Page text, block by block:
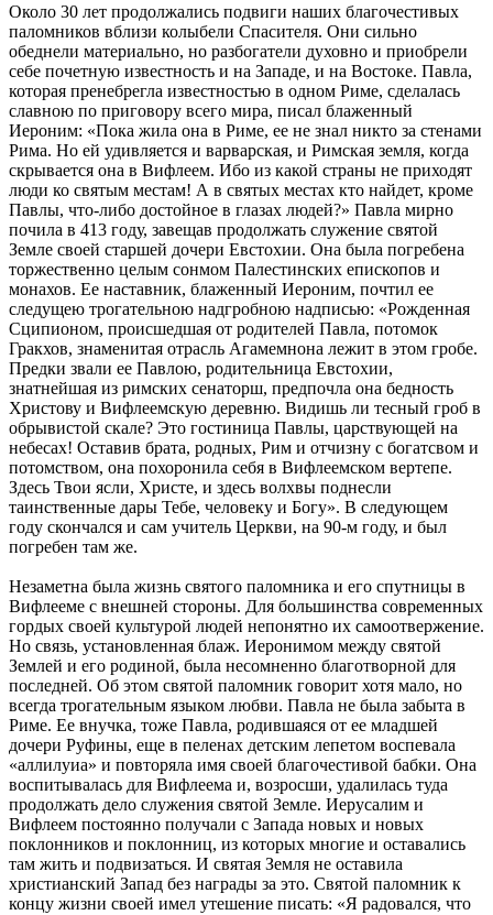
Около 30 лет продолжались подвиги наших благочестивых
паломников вблизи колыбели Спасителя. Они сильно
обеднели материально, но разбогатели духовно и приобрели
себе почетную известность и на Западе, и на Востоке. Павла,
которая пренебрегла известностью в одном Риме, сделалась
славною по приговору всего мира, писал блаженный
Иероним: «Пока жила она в Риме, ее не знал никто за стенами
Рима. Но ей удивляется и варварская, и Римская земля, когда
скрывается она в Вифлеем. Ибо из какой страны не приходят
люди ко святым местам! А в святых местах кто найдет, кроме
Павлы, что-либо достойное в глазах людей?» Павла мирно
почила в 413 году, завещав продолжать служение святой
Земле своей старшей дочери Евстохии. Она была погребена
торжественно целым сонмом Палестинских епископов и
монахов. Ее наставник, блаженный Иероним, почтил ее
следущею трогательною надгробною надписью: «Рожденная
Сципионом, происшедшая от родителей Павла, потомок
Гракхов, знаменитая отрасль Агамемнона лежит в этом гробе.
Предки звали ее Павлою, родительница Евстохии,
знатнейшая из римских сенаторш, предпочла она бедность
Христову и Вифлеемскую деревню. Видишь ли тесный гроб в
обрывистой скале? Это гостиница Павлы, царствующей на
небесах! Оставив брата, родных, Рим и отчизну с богатсвом и
потомством, она похоронила себя в Вифлеемском вертепе.
Здесь Твои ясли, Христе, и здесь волхвы поднесли
таинственные дары Тебе, человеку и Богу». В следующем
году скончался и сам учитель Церкви, на 90-м году, и был
погребен там же.
Незаметна была жизнь святого паломника и его спутницы в
Вифлееме с внешней стороны. Для большинства современных
гордых своей культурой людей непонятно их самоотвержение.
Но связь, установленная блаж. Иеронимом между святой
Землей и его родиной, была несомненно благотворной для
последней. Об этом святой паломник говорит хотя мало, но
всегда трогательным языком любви. Павла не была забыта в
Риме. Ее внучка, тоже Павла, родившаяся от ее младшей
дочери Руфины, еще в пеленах детским лепетом воспевала
«аллилуиа» и повторяла имя своей благочестивой бабки. Она
воспитывалась для Вифлеема и, возросши, удалилась туда
продолжать дело служения святой Земле. Иерусалим и
Вифлеем постоянно получали с Запада новых и новых
поклонников и поклонниц, из которых многие и оставались
там жить и подвизаться. И святая Земля не оставила
христианский Запад без награды за это. Святой паломник к
концу жизни своей имел утешение писать: «Я радовался, что